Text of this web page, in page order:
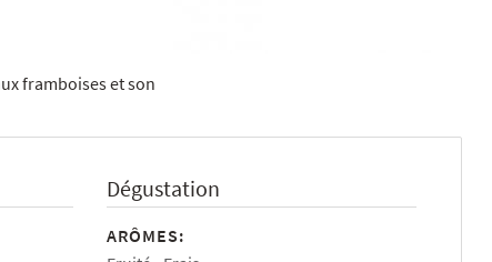
framboises et son
Dégustation
ARÔMES: